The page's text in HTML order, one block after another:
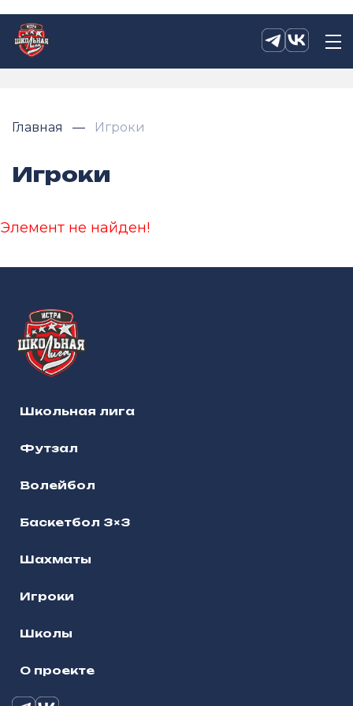
Главная Игроки
Игроки
Элемент не найден!
Школьная лига
Футзал
Волейбол
Баскетбол 3×3
Шахматы
Игроки
Школы
О проекте